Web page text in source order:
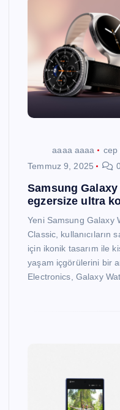
aaaa aaaa cep
Temmuz 9, 2025
Samsung
egzersize ultra
Yeni Samsung Galaxy
Classic, kullanıcıların
için ikonik tasarım ile
yaşam içgörülerini bir
Electronics, Galaxy